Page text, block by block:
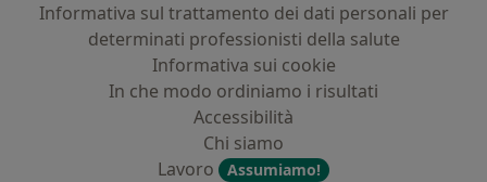
Informativa sul trattamento dei dati personali per
determinati professionisti della salute
Informativa sui cookie
In che modo ordiniamo i risultati
Accessibilità
Chi siamo
Lavoro
Assumiamo!